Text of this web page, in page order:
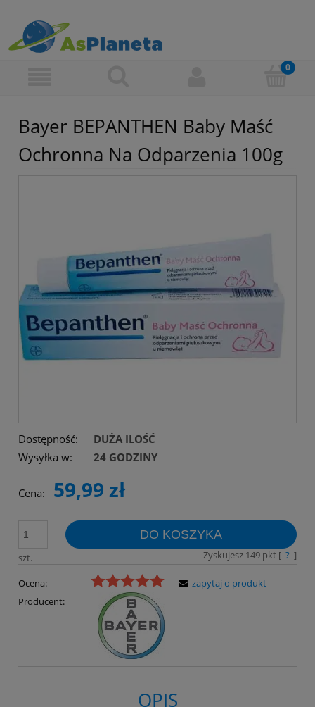
Bayer BEPANTHEN Baby Maść
Ochronna Na Odparzenia 100g
Dostępność:
DUŻA ILOŚĆ
Wysyłka w:
24 GODZINY
Cena: 59,99 zł
szt.
DO KOSZYKA
Zyskujesz 149pkt [ ? ]
Ocena:
Producent:
zapytaj o produkt
OPIS